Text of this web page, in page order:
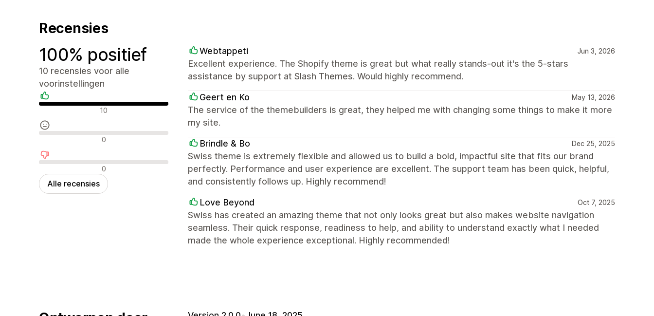
Recensies
100% positief
10 recensies voor alle
voorinstellingen
Positieve recensies
10
Neutrale recensies0
Negatieve recensies
0
Alle recensies
Webtappeti Jun 3, 2026
Excellent experience. The Shopify theme is great but what really stands-out it's the 5-stars
assistance by support at Slash Themes. Would highly recommend.
Geert en Ko May 13, 2026
The service of the themebuilders is great, they helped me with changing some things to make it more
my site.
Brindle & Bo Dec 25, 2025
Swiss theme is extremely flexible and allowed us to build a bold, impactful site that fits our brand
perfectly. Performance and user experience are excellent. The support team has been quick, helpful,
and consistently follows up. Highly recommend!
Love Beyond Oct 7, 2025
Swiss has created an amazing theme that not only looks great but also makes website navigation
seamless. Their quick response, readiness to help, and ability to understand exactly what I needed
made the whole experience exceptional. Highly recommended!